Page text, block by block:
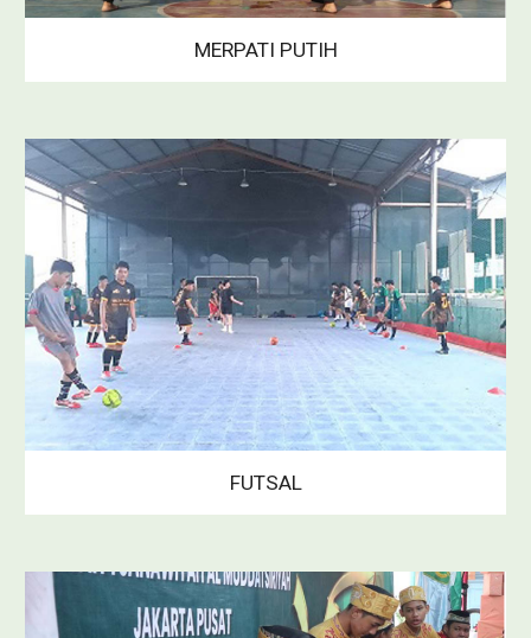
MERPATI PUTIH
FUTSAL